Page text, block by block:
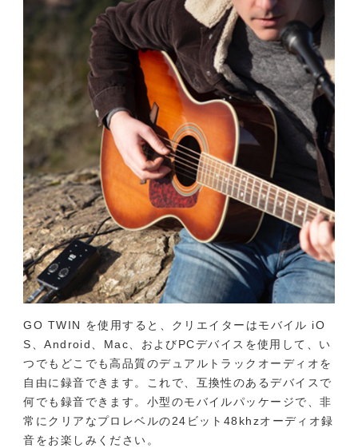
GO TWIN を使用すると、クリエイターはモバイル iO
S、Android、Mac、およびPCデバイスを使用して、い
つでもどこでも高品質のデュアルトラックオーディオを
自由に録音できます。これで、互換性のあるデバイスで
何でも録音できます。小型のモバイルパッケージで、非
常にクリアなプロレベルの24ビット48khzオーディオ録
音をお楽しみください。